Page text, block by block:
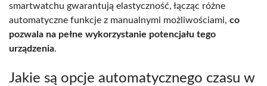
smartwatchu gwarantują elastyczność, łącząc różne
automatyczne funkcje z manualnymi możliwościami, co
pozwala na pełne wykorzystanie potencjału tego
urządzenia.
Jakie są opcje automatycznego czasu w